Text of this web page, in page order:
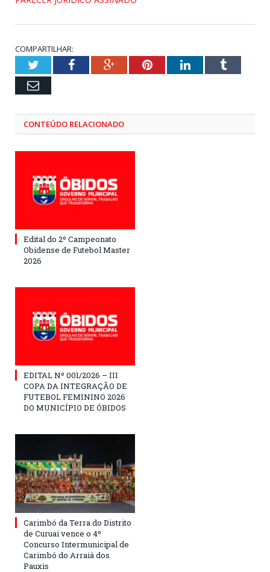
COMPARTILHAR:
TwitterFacebookGoogle+PinterestLinkedInTumblr
Email
CONTEÚDO RELACIONADO
Edital do 2º Campeonato
Obidense de Futebol Master
2026
EDITAL Nº 001/2026 – III
COPA DA INTEGRAÇÃO DE
FUTEBOL FEMININO 2026
DO MUNICÍPIO DE ÓBIDOS
Carimbó da Terra do Distrito
de Curuai vence o 4º
Concurso Intermunicipal de
Carimbó do Arraiá dos
Pauxis